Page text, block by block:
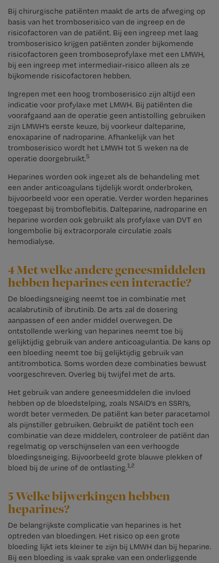
Bij chirurgische patiënten maakt de arts de afweging op
basis van het tromboserisico van de ingreep en de
risicofactoren van de patiënt. Bij een ingreep met laag
tromboserisico krijgen patiënten zonder bijkomende
risicofactoren geen tromboseprofylaxe met een LMWH,
bij een ingreep met intermediair-risico alleen als ze
bijkomende risicofactoren hebben.
Ingrepen met een hoog tromboserisico zijn altijd een
indicatie voor profylaxe met LMWH. Bij patiënten die
voorafgaand aan de operatie geen antistolling gebruiken
zijn LMWH’s eerste keuze, bij voorkeur dalteparine,
enoxaparine of nadroparine. Afhankelijk van het
tromboserisico wordt het LMWH tot 5 weken na de
operatie doorgebruikt.5
Heparines worden ook ingezet als de behandeling met
een ander anticoagulans tijdelijk wordt onderbroken,
bijvoorbeeld voor een operatie. Verder worden heparines
toegepast bij tromboflebitis. Dalteparine, nadroparine en
heparine worden ook gebruikt als profylaxe van DVT en
longembolie bij extracorporale circulatie zoals
hemodialyse.
4 Met welke andere geneesmiddelen
hebben heparines een interactie?
De bloedingsneiging neemt toe in combinatie met
acalabrutinib of ibrutinib. De arts zal de dosering
aanpassen of een ander middel overwegen. De
ontstollende werking van heparines neemt toe bij
gelijktijdig gebruik van andere anticoagulantia. De kans op
een bloeding neemt toe bij gelijktijdig gebruik van
antitrombotica. Soms worden deze combinaties bewust
voorgeschreven. Overleg bij twijfel met de arts.
Het gebruik van andere geneesmiddelen die invloed
hebben op de bloedstelping, zoals NSAID’s en SSRI’s,
wordt beter vermeden. De patiënt kan beter paracetamol
als pijnstiller gebruiken. Gebruikt de patiënt toch een
combinatie van deze middelen, controleer de patiënt dan
regelmatig op verschijnselen van een verhoogde
bloedingsneiging. Bijvoorbeeld grote blauwe plekken of
bloed bij de urine of de ontlasting.1,2
5 Welke bijwerkingen hebben
heparines?
De belangrijkste complicatie van heparines is het
optreden van bloedingen. Het risico op een grote
bloeding lijkt iets kleiner te zijn bij LMWH dan bij heparine.
Bij een bloeding is vaak sprake van een onderliggende